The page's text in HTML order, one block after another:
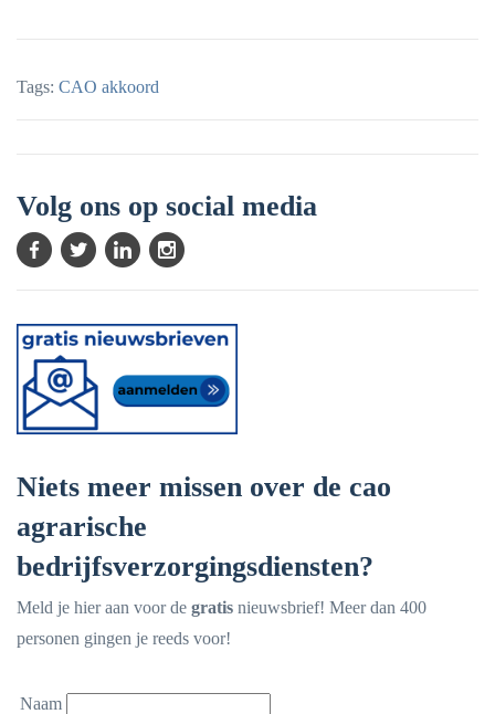
Tags: CAO akkoord
Volg ons op social media
Niets meer missen over de cao
agrarische
bedrijfsverzorgingsdiensten?
Meld je hier aan voor de gratis nieuwsbrief! Meer dan 400
personen gingen je reeds voor!
Naam